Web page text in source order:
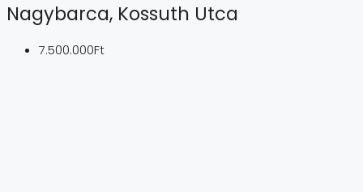
Nagybarca, Kossuth Utca
7.500.000Ft